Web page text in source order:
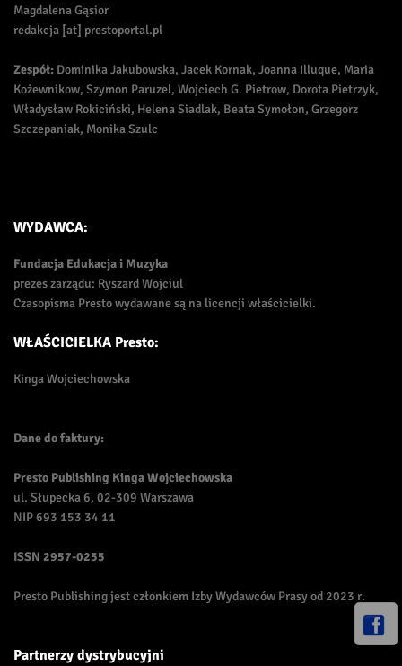
Magdalena Gąsior
redakcja [at] prestoportal.pl
Zespół: Dominika Jakubowska, Jacek Kornak, Joanna Illuque, Maria
Kożewnikow, Szymon Paruzel, Wojciech G. Pietrow, Dorota Pietrzyk,
Władysław Rokiciński, Helena Siadlak, Beata Symołon, Grzegorz
Szczepaniak, Monika Szulc
WYDAWCA:
Fundacja Edukacja i Muzyka
prezes zarządu: Ryszard Wojciul
Czasopisma Presto wydawane są na licencji właścicielki.
WŁAŚCICIELKA Presto:
Kinga Wojciechowska
Dane do faktury:
Presto Publishing Kinga Wojciechowska
ul. Słupecka 6, 02-309 Warszawa
NIP 693 153 34 11
ISSN 2957-0255
Presto Publishing jest członkiem Izby Wydawców Prasy od 2023 r.
Partnerzy dystrybucyjni